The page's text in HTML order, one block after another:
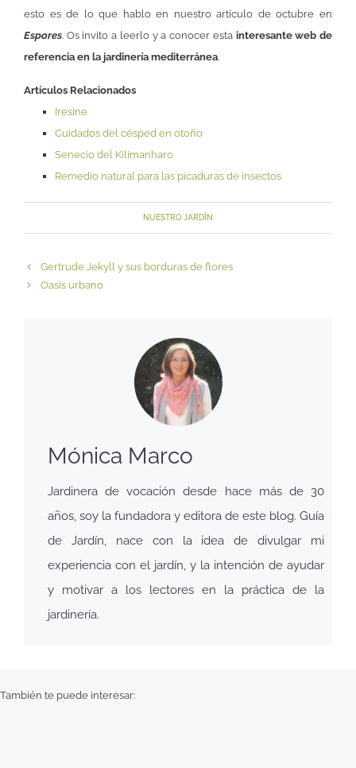
esto es de lo que hablo en nuestro artículo de octubre en
Espores. Os invito a leerlo y a conocer esta interesante web de
referencia en la jardinería mediterránea.
Artículos Relacionados
Iresine
Cuidados del césped en otoño
Senecio del Kilimanharo
Remedio natural para las picaduras de insectos
NUESTRO JARDÍN
Gertrude Jekyll y sus borduras de flores
Oasis urbano
Mónica Marco
Jardinera de vocación desde hace más de 30
años, soy la fundadora y editora de este blog. Guía
de Jardín, nace con la idea de divulgar mi
experiencia con el jardín, y la intención de ayudar
y motivar a los lectores en la práctica de la
jardinería.
También te puede interesar: